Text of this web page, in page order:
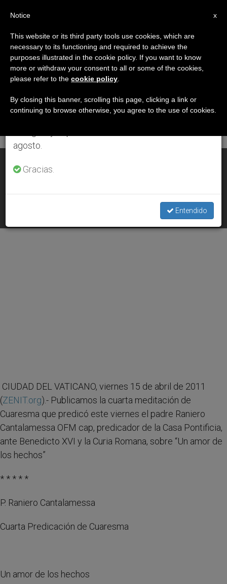
DÍA
Abril 15th, 2011
ÚLTIMAS NOTICIAS
APR 15, 2011 00:00
CIUDAD DEL VATICANO, viernes 15 de abril de 2011
(ZENIT.org).- Publicamos la cuarta meditación de
Cuaresma que predicó este viernes el padre Raniero
Cantalamessa OFM cap, predicador de la Casa Pontificia,
ante Benedicto XVI y la Curia Romana, sobre “Un amor de
los hechos”
* * * * *
P. Raniero Cantalamessa
Cuarta Predicación de Cuaresma
Un amor de los hechos
×
Aviso importante
Del 27 de julio al 7 de agosto haremos la pausa
anual, aprovechando que en el periodo de verano
se generan menos informaciones y también el
agosto.
Gracias.
Entendido
x
Notice
This website or its third party tools use cookies, which are
necessary to its functioning and required to achieve the
purposes illustrated in the cookie policy. If you want to know
more or withdraw your consent to all or some of the cookies,
please refer to the cookie policy
By closing this banner, scrolling this page, clicking a link or
continuing to browse otherwise, you agree to the use of cookies.